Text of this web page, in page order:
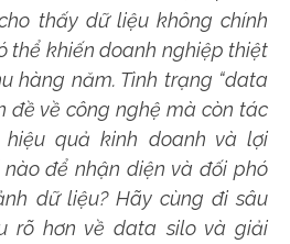
thấy dữ liệu không chính
thể khiến doanh nghiệp thiệt
hàng năm. Tình trạng “data
đề về công nghệ mà còn tác
quả kinh doanh và lợi
để nhận diện và đối phó
dữ liệu? Hãy cùng đi sâu
rõ hơn về data silo và giải